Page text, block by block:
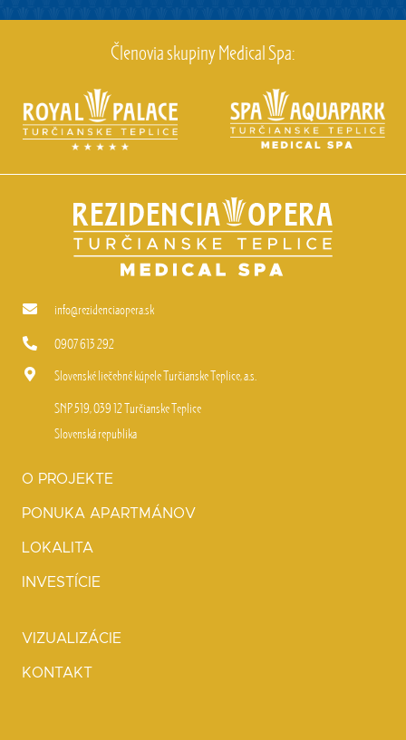
Členovia skupiny Medical Spa:
info@rezidenciaopera.sk
0907 613 292
Slovenské liečebné kúpele Turčianske Teplice, a.s.
SNP 519, 039 12 Turčianske Teplice
Slovenská republika
O PROJEKTE
PONUKA APARTMÁNOV
LOKALITA
INVESTÍCIE
VIZUALIZÁCIE
KONTAKT